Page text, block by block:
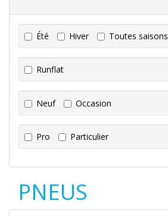
Été Hiver Toutes saisons
Runflat
Neuf Occasion
Pro Particulier
PNEUS